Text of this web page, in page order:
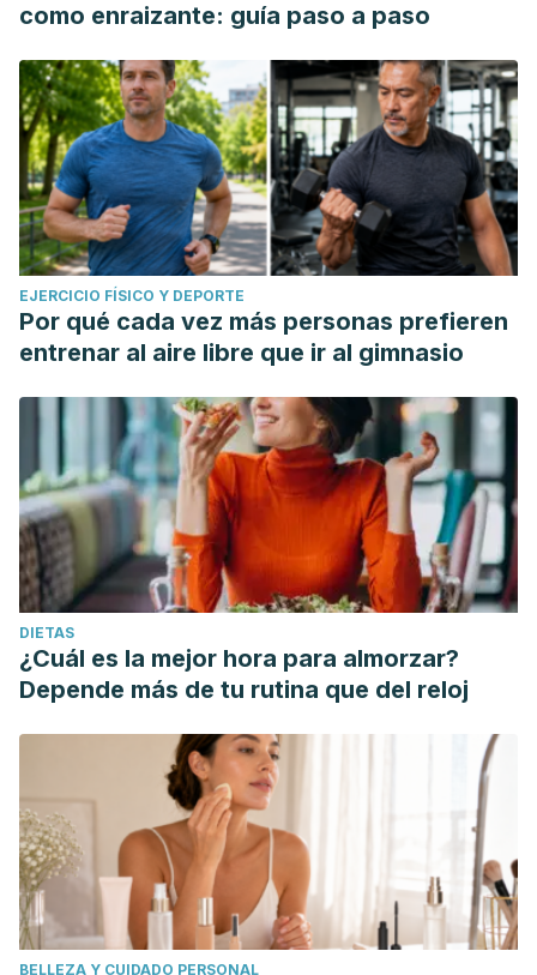
como enraizante: guía paso a paso
EJERCICIO FÍSICO Y DEPORTE
Por qué cada vez más personas prefieren
entrenar al aire libre que ir al gimnasio
DIETAS
¿Cuál es la mejor hora para almorzar?
Depende más de tu rutina que del reloj
BELLEZA Y CUIDADO PERSONAL